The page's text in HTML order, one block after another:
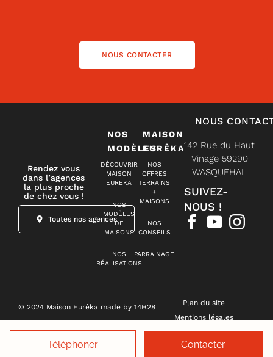
Téléphoner Contacter
NOUS CONTACTER
Rendez vous
dans l’agences
la plus proche
de chez vous !
Toutes nos agences
NOS
MODÈLES
DÉCOUVRIR
MAISON
EUREKA
NOS
MODÈLES
DE
MAISONS
NOS
RÉALISATIONS
MAISON
EURÊKA
NOS
OFFRES
TERRAINS
+
MAISONS
NOS
CONSEILS
PARRAINAGE
NOUS
142 Rue du Haut
Vinage 59290
WASQUEHAL
SUIVEZ-
NOUS !
© 2024 Maison Eurêka made by 14H28
Plan du site
Mentions légales
Politique de confidentialité
Gestion des cookies